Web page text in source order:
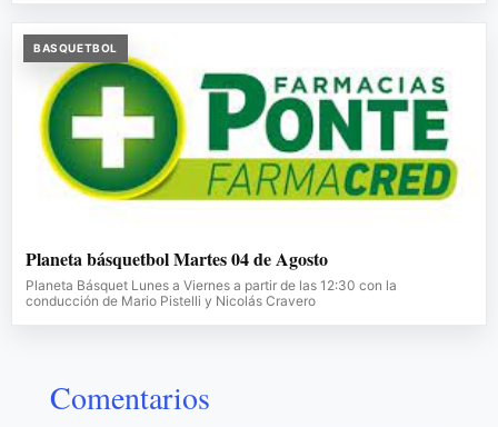
BASQUETBOL
Planeta básquetbol Martes 04 de Agosto
Planeta Básquet Lunes a Viernes a partir de las 12:30 con la
conducción de Mario Pistelli y Nicolás Cravero
Comentarios